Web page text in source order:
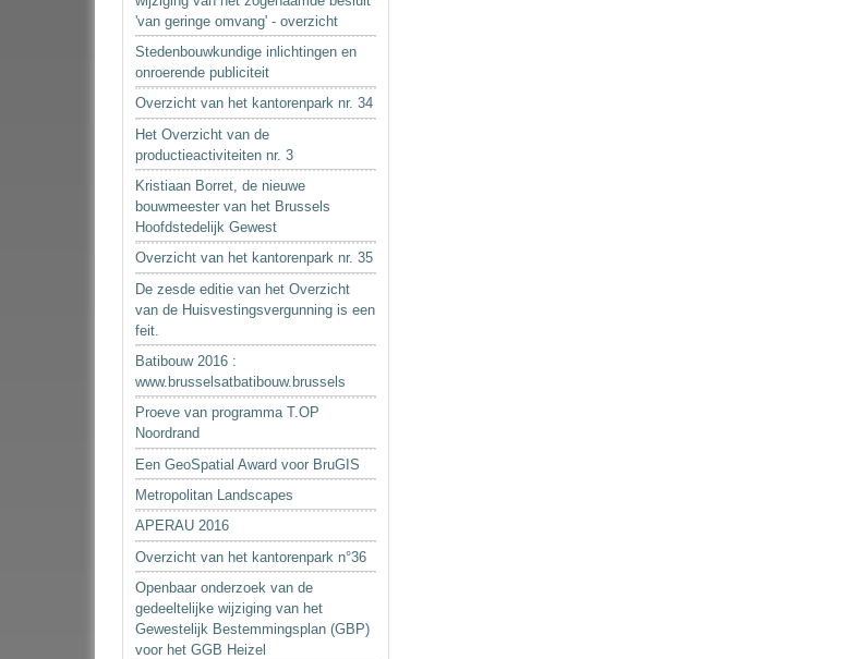
'van geringe omvang' - overzicht
Stedenbouwkundige inlichtingen en
onroerende publiciteit
Overzicht van het kantorenpark nr. 34
Het Overzicht van de
productieactiviteiten nr. 3
Kristiaan Borret, de nieuwe
bouwmeester van het Brussels
Hoofdstedelijk Gewest
Overzicht van het kantorenpark nr. 35
De zesde editie van het Overzicht
van de Huisvestingsvergunning is een
feit.
Batibouw 2016 :
www.brusselsatbatibouw.brussels
Proeve van programma T.OP
Noordrand
Een GeoSpatial Award voor BruGIS
Metropolitan Landscapes
APERAU 2016
Overzicht van het kantorenpark n°36
Openbaar onderzoek van de
gedeeltelijke wijziging van het
Gewestelijk Bestemmingsplan (GBP)
voor het GGB Heizel